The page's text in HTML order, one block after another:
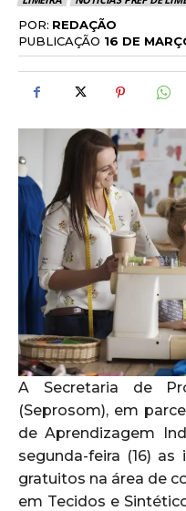
POR: REDAÇÃO
PUBLICAÇÃO 16 DE
A Secretaria de
(Seprosom), em
de Aprendizagem
segunda-feira (16)
gratuitos na área de
em Tecidos e